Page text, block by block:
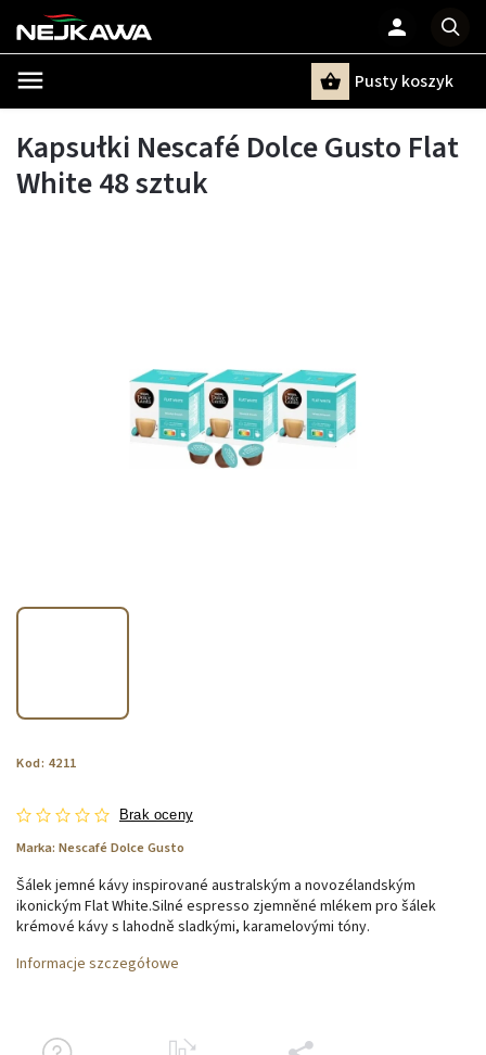
Pusty koszyk
Kapsułki Nescafé Dolce Gusto Flat
White 48 sztuk
Kod: 4211
Brak oceny
Marka: Nescafé Dolce Gusto
Šálek jemné kávy inspirované australským a novozélandským
ikonickým Flat White.Silné espresso zjemněné mlékem pro šálek
krémové kávy s lahodně sladkými, karamelovými tóny.
Informacje szczegółowe